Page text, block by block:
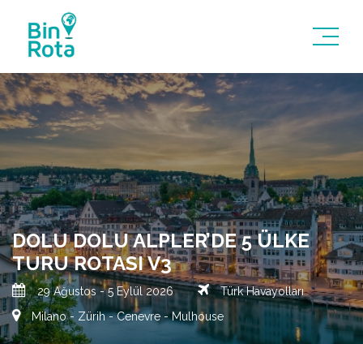
DOLU DOLU ALPLER’DE 5 ÜLKE
TURU ROTASI V3
29 Ağustos - 5 Eylül 2026
Türk Havayolları
Milano - Zürih - Cenevre - Mulhouse